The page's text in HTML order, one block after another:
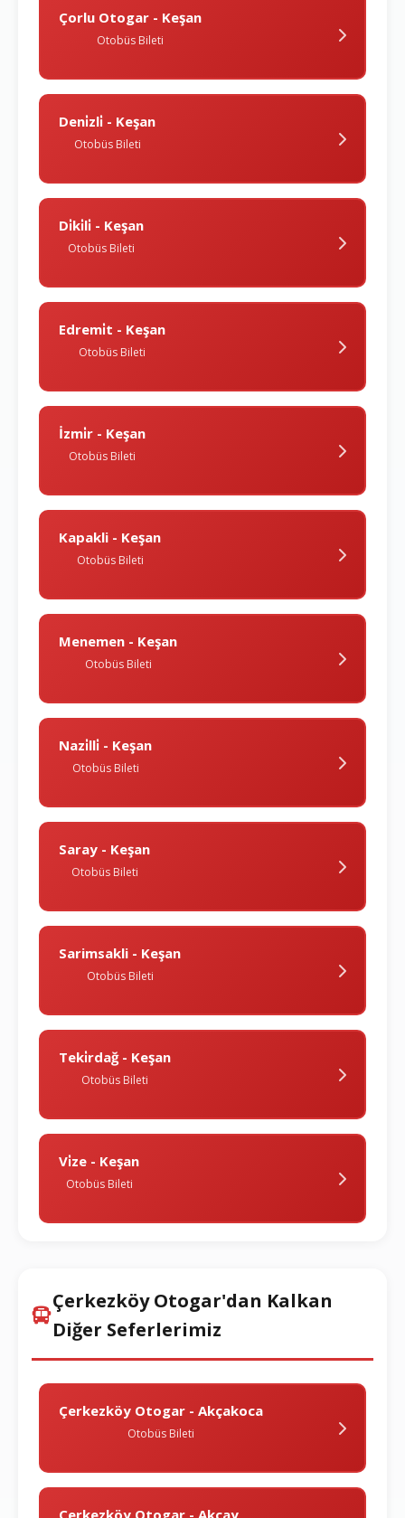
Çorlu Otogar - Keşan
Otobüs Bileti
Deni̇zli̇ - Keşan
Otobüs Bileti
Di̇ki̇li̇ - Keşan
Otobüs Bileti
Edremi̇t - Keşan
Otobüs Bileti
İzmi̇r - Keşan
Otobüs Bileti
Kapakli - Keşan
Otobüs Bileti
Menemen - Keşan
Otobüs Bileti
Nazi̇lli̇ - Keşan
Otobüs Bileti
Saray - Keşan
Otobüs Bileti
Sarimsakli - Keşan
Otobüs Bileti
Teki̇rdağ - Keşan
Otobüs Bileti
Vi̇ze - Keşan
Otobüs Bileti
Çerkezköy Otogar'dan Kalkan
Diğer Seferlerimiz
Çerkezköy Otogar - Akçakoca
Otobüs Bileti